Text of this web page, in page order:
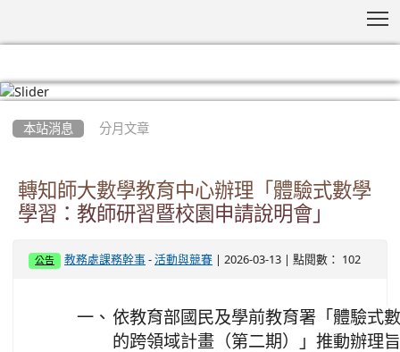
本站消息 分月文章
轉知師大數學教育中心辦理「體驗式數學
學習：教師研習暨校園申請說明會」
公告 教務處課務幹事 -活動與競賽 | 2026-03-13 | 點閱數： 102
一、 依教育部國民及學前教育署「體驗式
的跨領域計畫（第二期）」推動辦理